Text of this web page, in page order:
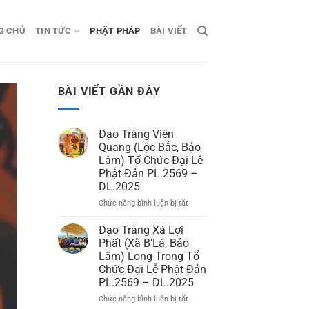
CHỦ TIN TỨC PHẬT PHÁP BÀI VIẾT
BÀI VIẾT GẦN ĐÂY
Đạo Tràng Viên
Quang (Lộc Bắc, Bảo
Lâm) Tổ Chức Đại Lễ
Phật Đản PL.2569 –
DL.2025
Chức năng bình luận bị tắt
Quang
(Lộc
Bắc,
Bảo
Đạo Tràng Xá Lợi
Phất (Xã B’Lá, Bảo
Lâm) Long Trọng Tổ
Chức Đại Lễ Phật Đản
PL.2569 – DL.2025
Chức năng bình luận bị tắt